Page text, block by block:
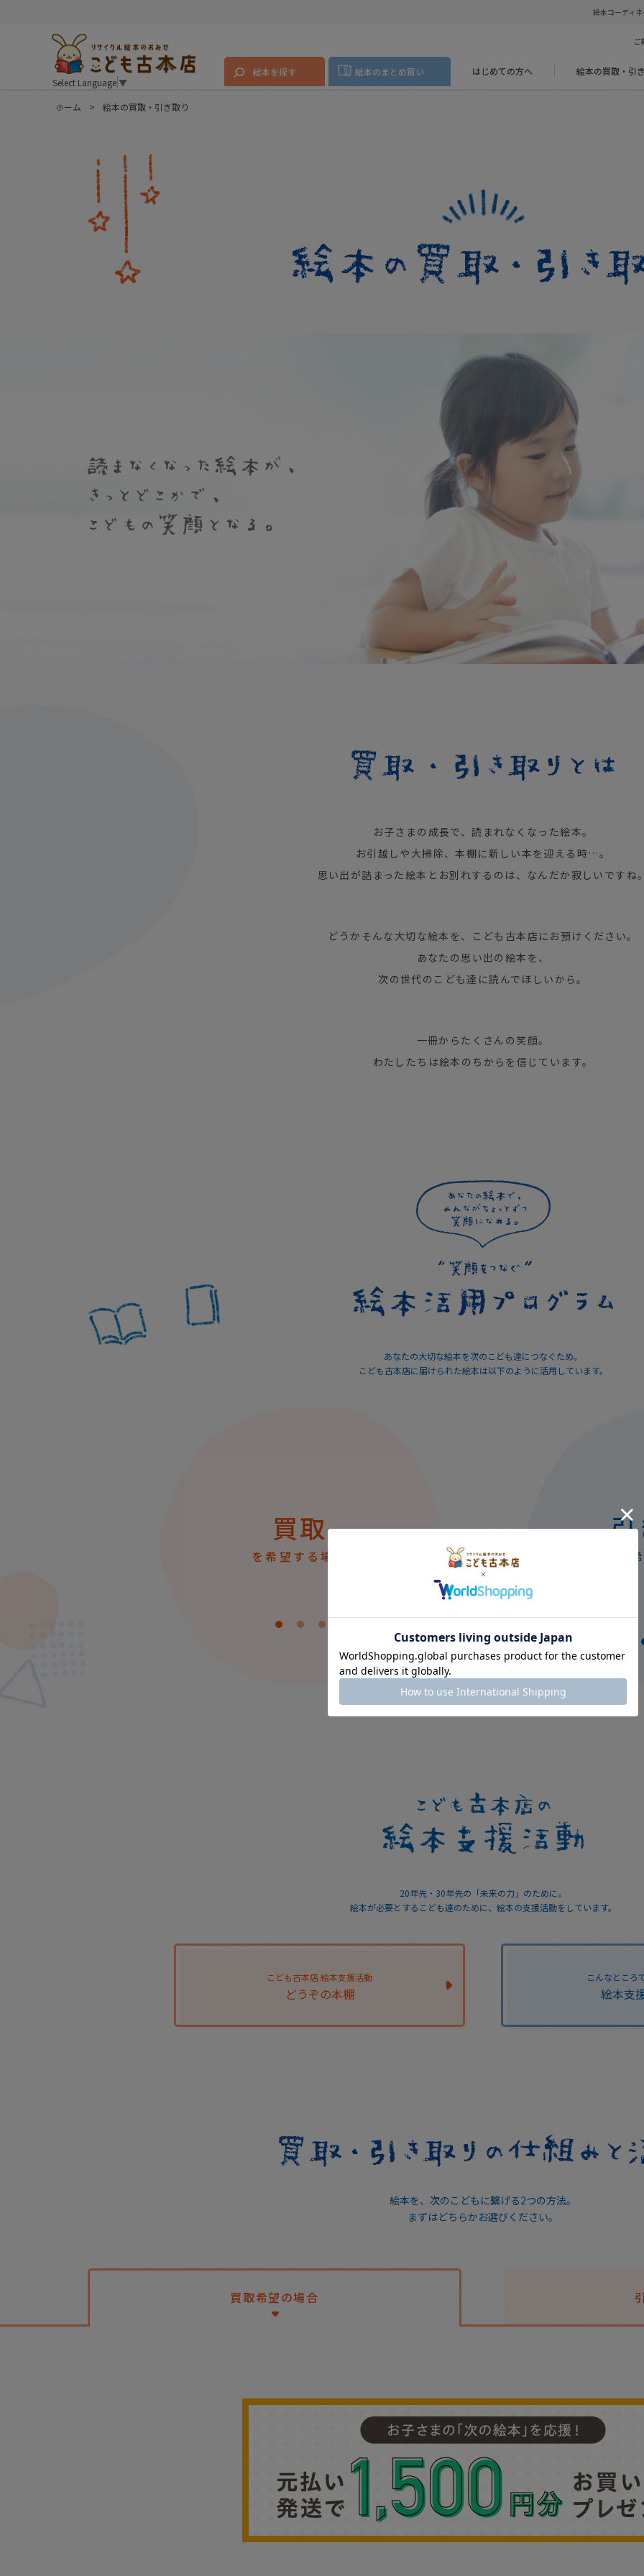
絵本コーディ
Select Language▼
ご
絵本を探す 絵本のまとめ買い はじめての方へ 絵本の買取・引
ホーム > 絵本の買取・引き取り
お子さまの成長で、読まれなくなった絵本。
お引越しや大掃除、本棚に新しい本を迎える時…。
思い出が詰まった絵本とお別れするのは、なんだか寂しいですね
どうかそんな大切な絵本を、こども古本店にお預けください。
あなたの思い出の絵本を、
次の世代のこども達に読んでほしいから。
一冊からたくさんの笑顔。
わたしたちは絵本のちからを信じています。
あなたの大切な絵本を次のこども達につなぐため。
こども古本店に届けられた絵本は以下のように活用しています。
買取
を希望する場合
査定金額はあなたにお支払いします。絵本はクリーニン
グされこども古本店に訪れる次のこども達に繋がれま
す。また、在庫余剰分や一部の絵本は、被災地や施設・
絵本が必要とするこども達への寄付に役立てられます。
査定
する
を
20年先・30年先の「未来の力」のために。
絵本が必要とするこども達のために、絵本の支援活動をしています。
こども古本店 絵本支援活動
どうぞの本棚
こんなところ
絵本支
絵本を、次のこどもに繋げる2つの方法。
まずはどちらかお選びください。
買取希望の場合